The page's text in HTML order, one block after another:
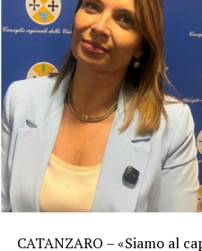
CATANZARO – «Siamo al